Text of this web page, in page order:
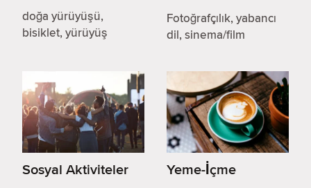
doğa yürüyüşü,
bisiklet, yürüyüş
Fotoğrafçılık, yabancı
dil, sinema/film
Sosyal Aktiviteler Yeme-İçme